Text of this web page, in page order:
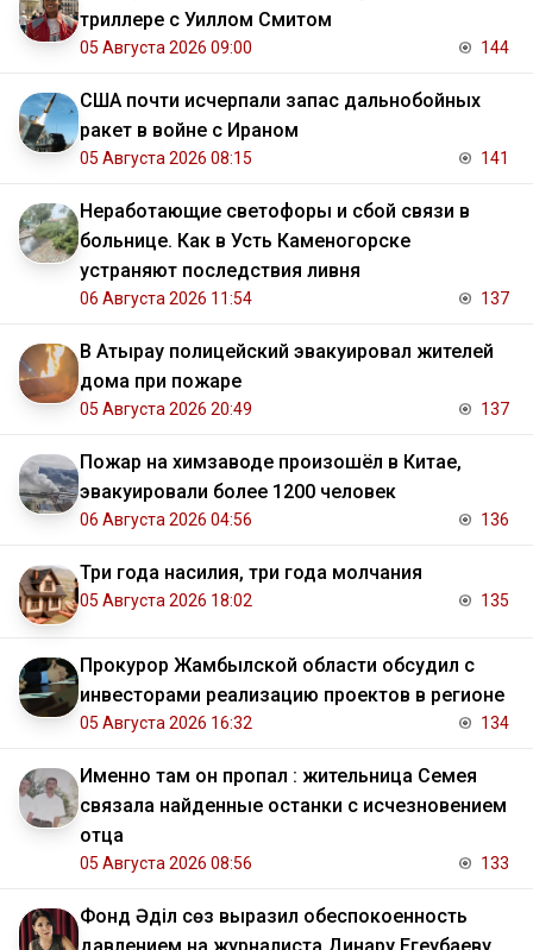
триллере с Уиллом Смитом
05 Августа 2026 09:00 144
США почти исчерпали запас дальнобойных
ракет в войне с Ираном
05 Августа 2026 08:15 141
Неработающие светофоры и сбой связи в
больнице. Как в Усть Каменогорске
устраняют последствия ливня
06 Августа 2026 11:54 137
В Атырау полицейский эвакуировал жителей
дома при пожаре
05 Августа 2026 20:49 137
Пожар на химзаводе произошёл в Китае,
эвакуировали более 1200 человек
06 Августа 2026 04:56 136
Три года насилия, три года молчания
05 Августа 2026 18:02 135
Прокурор Жамбылской области обсудил с
инвесторами реализацию проектов в регионе
05 Августа 2026 16:32 134
Именно там он пропал : жительница Семея
связала найденные останки с исчезновением
отца
05 Августа 2026 08:56 133
Фонд Әділ сөз выразил обеспокоенность
давлением на журналиста Динару Егеубаеву